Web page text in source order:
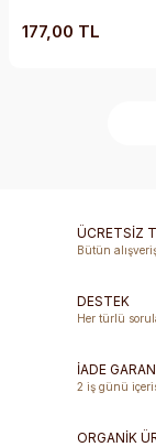
177,00 TL
ÜCRETSİZ
Bütün
DESTEK
Her türlü
İADE
2 iş günü
ORGANİK